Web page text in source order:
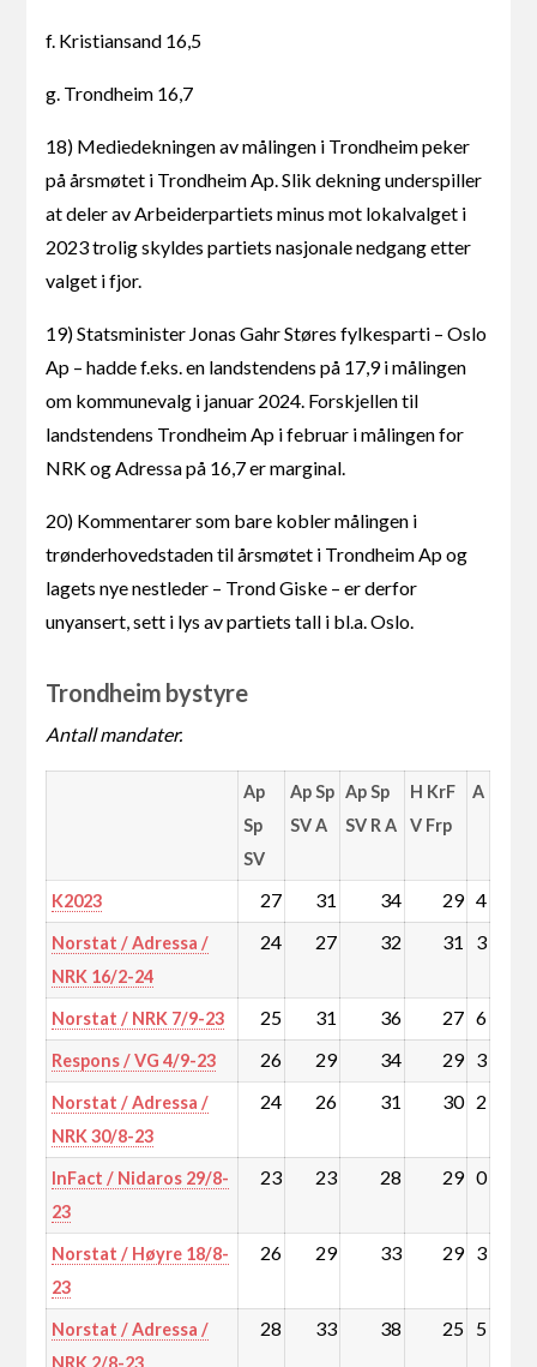
f. Kristiansand 16,5
g. Trondheim 16,7
18) Mediedekningen av målingen i Trondheim peker
på årsmøtet i Trondheim Ap. Slik dekning underspiller
at deler av Arbeiderpartiets minus mot lokalvalget i
2023 trolig skyldes partiets nasjonale nedgang etter
valget i fjor.
19) Statsminister Jonas Gahr Støres fylkesparti – Oslo
Ap – hadde f.eks. en landstendens på 17,9 i målingen
om kommunevalg i januar 2024. Forskjellen til
landstendens Trondheim Ap i februar i målingen for
NRK og Adressa på 16,7 er marginal.
20) Kommentarer som bare kobler målingen i
trønderhovedstaden til årsmøtet i Trondheim Ap og
lagets nye nestleder – Trond Giske – er derfor
unyansert, sett i lys av partiets tall i bl.a. Oslo.
Trondheim bystyre
Antall mandater.
Ap
Sp
SV
Ap Sp
SV A
Ap Sp
SV R A
H KrF
V Frp
A
K2023 27 31 34 29 4
Norstat / Adressa /
NRK 16/2-24
24 27 32 31 3
Norstat / NRK 7/9-23 25 31 36 27 6
Respons / VG 4/9-23 26 29 34 29 3
Norstat / Adressa /
NRK 30/8-23
24 26 31 30 2
InFact / Nidaros 29/8-
23
23 23 28 29 0
Norstat / Høyre 18/8-
23
26 29 33 29 3
Norstat / Adressa /
28 33 38 25 5